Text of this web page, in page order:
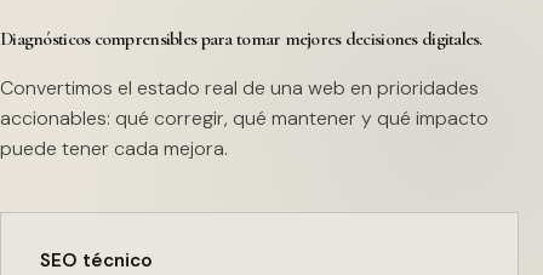
Diagnósticos comprensibles para tomar mejores decisiones digitales.
Convertimos el estado real de una web en prioridades
accionables: qué corregir, qué mantener y qué impacto
puede tener cada mejora.
SEO técnico